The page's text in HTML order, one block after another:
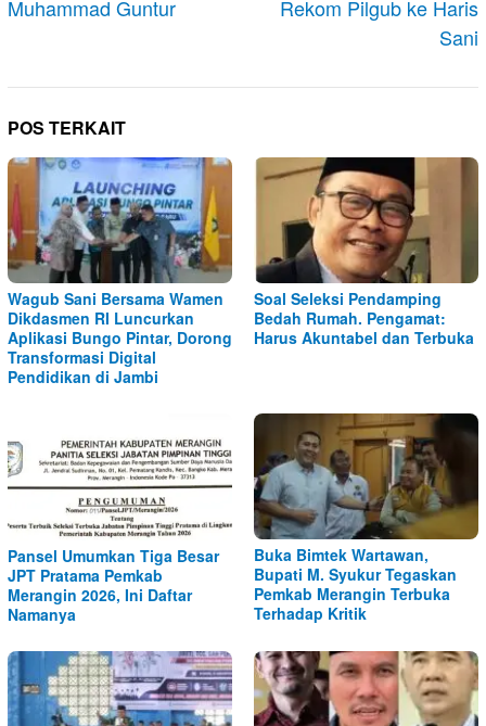
Muhammad Guntur
Rekom Pilgub ke Haris
Sani
POS TERKAIT
Wagub Sani Bersama Wamen
Dikdasmen RI Luncurkan
Aplikasi Bungo Pintar, Dorong
Transformasi Digital
Pendidikan di Jambi
Soal Seleksi Pendamping
Bedah Rumah. Pengamat:
Harus Akuntabel dan Terbuka
Pansel Umumkan Tiga Besar
JPT Pratama Pemkab
Merangin 2026, Ini Daftar
Namanya
Buka Bimtek Wartawan,
Bupati M. Syukur Tegaskan
Pemkab Merangin Terbuka
Terhadap Kritik